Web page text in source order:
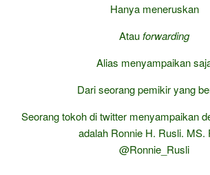
Hanya meneruskan
Atauforwarding
Alias menyampaikan
Dari seorang pemikir yang
Seorang tokoh di twitter menyampaikan
adalah Ronnie H. Rusli. MS.
@Ronnie_Rusli